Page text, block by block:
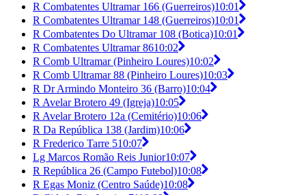
R Combatentes Ultramar 166 (Guerreiros)10:01
R Combatentes Ultramar 148 (Guerreiros)10:01
R Combatentes Do Ultramar 108 (Botica)10:01
R Combatentes Ultramar 8610:02
R Comb Ultramar (Pinheiro Loures)10:02
R Comb Ultramar 88 (Pinheiro Loures)10:03
R Dr Armindo Monteiro 36 (Barro)10:04
R Avelar Brotero 49 (Igreja)10:05
R Avelar Brotero 12a (Cemitério)10:06
R Da República 138 (Jardim)10:06
R Frederico Tarre 510:07
Lg Marcos Romão Reis Junior10:07
R República 26 (Campo Futebol)10:08
R Egas Moniz (Centro Saúde)10:08